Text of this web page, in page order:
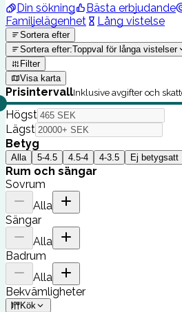
Din sökning Bästa erbjudande
Familjelägenhet
Lång vistelse
Sortera efter
Sortera efter:Toppval för långa vistelser
Filter
Visa karta
PrisintervallInklusive avgifter och
Högst
Lägst
Betyg
Alla 5-4.5 4.5-4 4-3.5 Ej betygsatt
Rum och sängar
Sovrum
Alla
Sängar
Alla
Badrum
Alla
Bekvämligheter
Kök